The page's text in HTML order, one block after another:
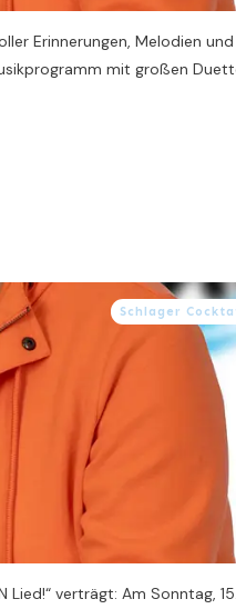
Erinnerungen, Melodien
mit großen
Schlager
verträgt: Am Sonntag,